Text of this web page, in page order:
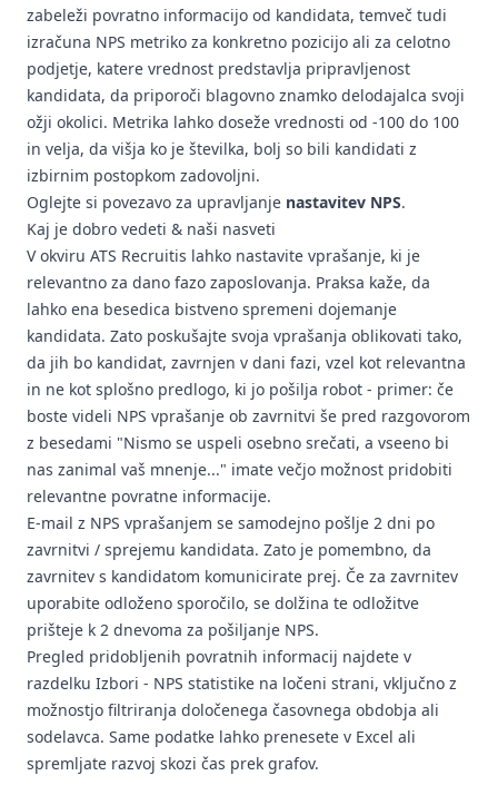
zabeleži povratno informacijo od kandidata, temveč tudi
izračuna NPS metriko za konkretno pozicijo ali za celotno
podjetje, katere vrednost predstavlja pripravljenost
kandidata, da priporoči blagovno znamko delodajalca svoji
ožji okolici. Metrika lahko doseže vrednosti od -100 do 100
in velja, da višja ko je številka, bolj so bili kandidati z
izbirnim postopkom zadovoljni.
Oglejte si povezavo za upravljanje nastavitev NPS.
Kaj je dobro vedeti & naši nasveti
V okviru ATS Recruitis lahko nastavite vprašanje, ki je
relevantno za dano fazo zaposlovanja. Praksa kaže, da
lahko ena besedica bistveno spremeni dojemanje
kandidata. Zato poskušajte svoja vprašanja oblikovati tako,
da jih bo kandidat, zavrnjen v dani fazi, vzel kot relevantna
in ne kot splošno predlogo, ki jo pošilja robot - primer: če
boste videli NPS vprašanje ob zavrnitvi še pred razgovorom
z besedami "Nismo se uspeli osebno srečati, a vseeno bi
nas zanimal vaš mnenje..." imate večjo možnost pridobiti
relevantne povratne informacije.
E-mail z NPS vprašanjem se samodejno pošlje 2 dni po
zavrnitvi / sprejemu kandidata. Zato je pomembno, da
zavrnitev s kandidatom komunicirate prej. Če za zavrnitev
uporabite odloženo sporočilo, se dolžina te odložitve
prišteje k 2 dnevoma za pošiljanje NPS.
Pregled pridobljenih povratnih informacij najdete v
razdelku Izbori - NPS statistike na ločeni strani, vključno z
možnostjo filtriranja določenega časovnega obdobja ali
sodelavca. Same podatke lahko prenesete v Excel ali
spremljate razvoj skozi čas prek grafov.